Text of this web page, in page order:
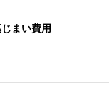
まい費用